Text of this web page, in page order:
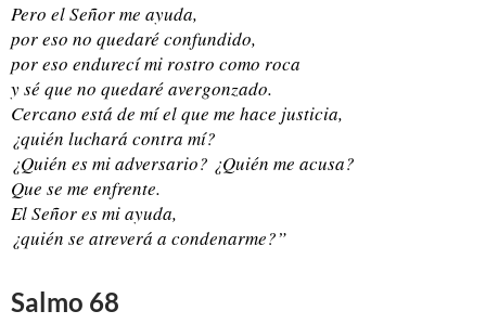
Pero el Señor me ayuda,
por eso no quedaré confundido,
por eso endurecí mi rostro como roca
y sé que no quedaré avergonzado.
Cercano está de mí el que me hace justicia,
¿quién luchará contra mí?
¿Quién es mi adversario? ¿Quién me acusa?
Que se me enfrente.
El Señor es mi ayuda,
¿quién se atreverá a condenarme?”
Salmo 68